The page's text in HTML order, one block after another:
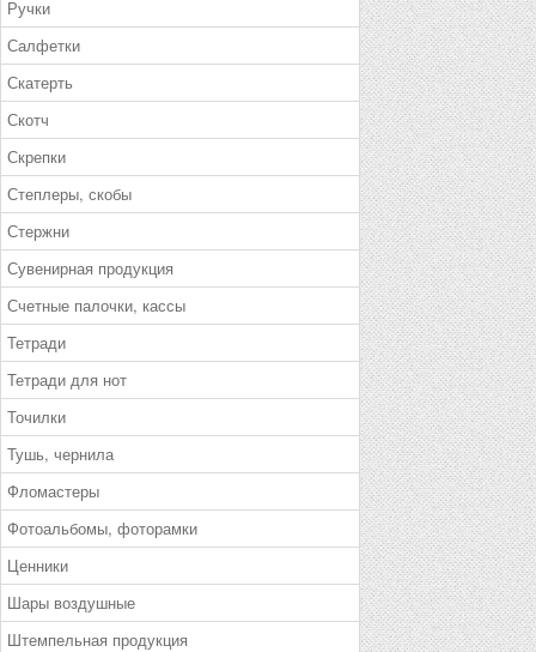
Ручки
Салфетки
Скатерть
Скотч
Скрепки
Степлеры, скобы
Стержни
Сувенирная продукция
Счетные палочки, кассы
Тетради
Тетради для нот
Точилки
Тушь, чернила
Фломастеры
Фотоальбомы, фоторамки
Ценники
Шары воздушные
Штемпельная продукция